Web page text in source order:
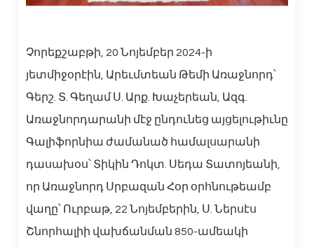
Չորեքշաբթի, 20 Նոյեմբեր 2024-ի
յետմիջօրէին, Արեւմտեան Թեմի Առաջնորդ՝
Գերշ. Տ. Գեղամ Ս. Արք. Խաչերեան, Ազգ.
Առաջնորդարանի մէջ ընդունեց այցելութիւնը
Գալիֆորնիա ժամանած համալսարանի
դասախօս՝ Տիկին Դոկտ. Սեդա Տատոյեանի,
որ Առաջնորդ Սրբազան Հօր օրհնութեամբ
վաղը՝ Ուրբաթ, 22 Նոյեմբերին, Ս. Ներսէս
Շնորհալիի վախճանման 850-ամեակի